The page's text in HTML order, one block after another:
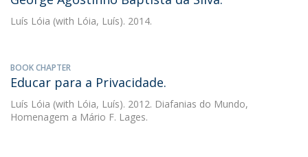
Luís Lóia (with Lóia, Luís). 2014.
BOOK CHAPTER
Educar para a Privacidade.
Luís Lóia (with Lóia, Luís). 2012. Diafanias do Mundo,
Homenagem a Mário F. Lages.